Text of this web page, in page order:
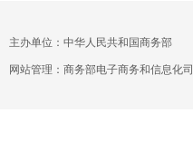
主办单位：中华人民共和国商务部
网站管理：商务部电子商务和信息化司